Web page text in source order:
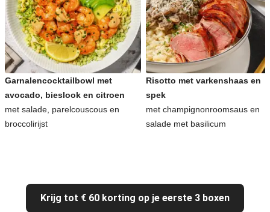
Garnalencocktailbowl met
avocado, bieslook en citroen
met salade, parelcouscous en
broccolirijst
Risotto met varkenshaas en
spek
met champignonroomsaus en
salade met basilicum
Krijg tot € 60 korting op je eerste 3 boxen